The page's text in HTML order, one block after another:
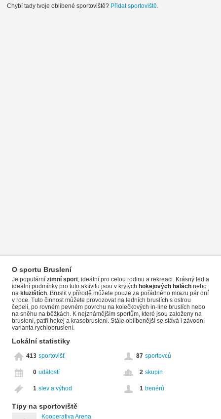
Chybí tady tvoje oblíbené sportoviště? Přidat sportoviště.
O sportu Bruslení
Je populární zimní sport , ideální pro celou rodinu a rekreaci. Krásný led a
ideální podmínky pro tuto aktivitu jsou v krytých hokejových halách nebo
na kluzištích . Bruslit v přírodě můžete pouze za pořádného mrazu pár dní
v roce. Tuto činnost můžete provozovat na ledních bruslích s ostrou
čepelí, po rovném pevném povrchu na kolečkových in-line bruslích nebo
na sněhu na běžkách. K nejznámějším sportům, které jsou založeny na
bruslení, patří hokej a krasobruslení. Stále oblíbenější se stává i závodní
varianta rychlobruslení.
Lokální statistiky
413 sportovišť 87 sportovců
0 událostí 2 skupin
1 slev a výhod 1 trenérů
Tipy na sportoviště
Kooperativa Arena